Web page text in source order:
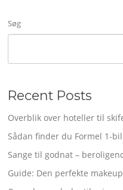
Søg
Recent Posts
Overblik over hoteller til
Sådan finder du Formel 1-
Sange til godnat –
Guide: Den perfekte